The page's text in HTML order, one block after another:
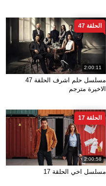
2:00:11
الحلقة 47
مسلسل حلم اشرف الحلقة 47
الاخيرة مترجم
2:00:58
الحلقة 17
مسلسل اخي الحلقة 17